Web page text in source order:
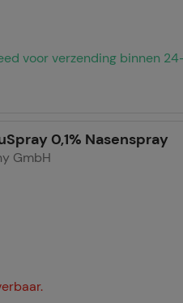
programma uit te voeren.
over de manier
website verder voor u te
voor verzending binnen
0,1% Nasenspray
GmbH